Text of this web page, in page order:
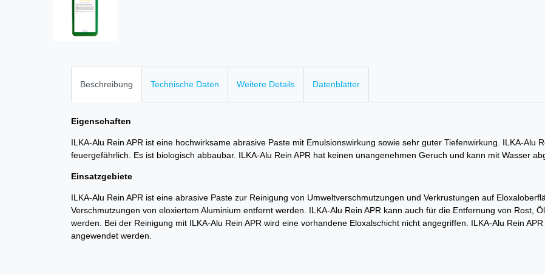
Beschreibung Technische Daten Weitere Details Datenblätter
Eigenschaften
ILKA-Alu Rein APR ist eine hochwirksame abrasive Paste mit Emulsionswirkung sowie sehr guter Tiefenwirkung. ILKA-Alu
feuergefährlich. Es ist biologisch abbaubar. ILKA-Alu Rein APR hat keinen unangenehmen Geruch und kann mit Wasser
Einsatzgebiete
ILKA-Alu Rein APR ist eine abrasive Paste zur Reinigung von Umweltverschmutzungen und Verkrustungen auf
Verschmutzungen von eloxiertem Aluminium entfernt werden. ILKA-Alu Rein APR kann auch für die Entfernung von Rost,
werden. Bei der Reinigung mit ILKA-Alu Rein APR wird eine vorhandene Eloxalschicht nicht angegriffen. ILKA-Alu Rein
angewendet werden.